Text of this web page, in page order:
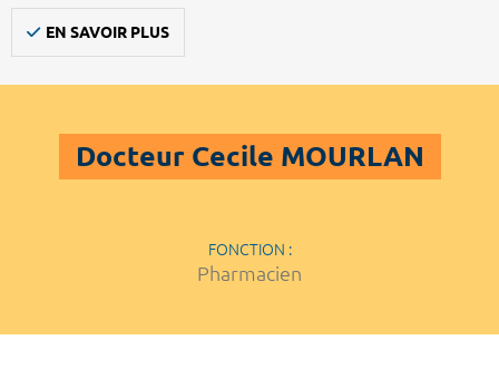
EN SAVOIR PLUS
Docteur Cecile MOURLAN
FONCTION :
Pharmacien